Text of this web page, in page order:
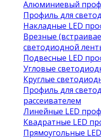
Алюминиевый
Профиль для
Накладные LED
Врезные
светодиодной
Подвесные LED
Угловые
Круглые
Профиль для
рассеивателем
Линейные LED
Квадратные LED
Прямоугольные